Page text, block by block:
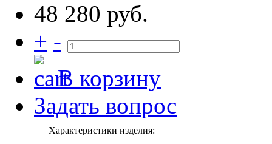
48 280 руб.
+ -
В корзину
Задать вопрос
Характеристики изделия: